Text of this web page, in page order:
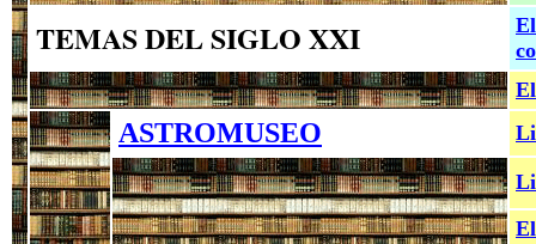
TEMAS DEL SIGLO XXI
ASTROMUSEO